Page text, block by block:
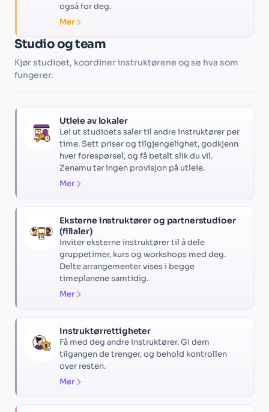
også for deg.
Mer
Studio og team
Kjør studioet, koordiner instruktørene og se hva som
fungerer.
Utleie av lokaler
Lei ut studioets saler til andre instruktører per
time. Sett priser og tilgjengelighet, godkjenn
hver forespørsel, og få betalt slik du vil.
Zenamu tar ingen provisjon på utleie.
Mer
Eksterne instruktører og partnerstudioer
(filialer)
Inviter eksterne instruktører til å dele
gruppetimer, kurs og workshops med deg.
Delte arrangementer vises i begge
timeplanene samtidig.
Mer
Instruktørrettigheter
Få med deg andre instruktører. Gi dem
tilgangen de trenger, og behold kontrollen
over resten.
Mer